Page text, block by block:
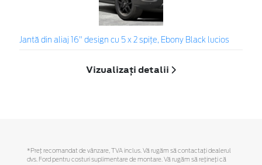
Jantă din aliaj 16" design cu 5 x 2 spițe, Ebony Black lucios
Vizualizați detalii
*Preţ recomandat de vânzare, TVA inclus. Vă rugăm să contactaţi dealerul
dvs. Ford pentru costuri suplimentare de montare. Vă rugăm să reţineţi că